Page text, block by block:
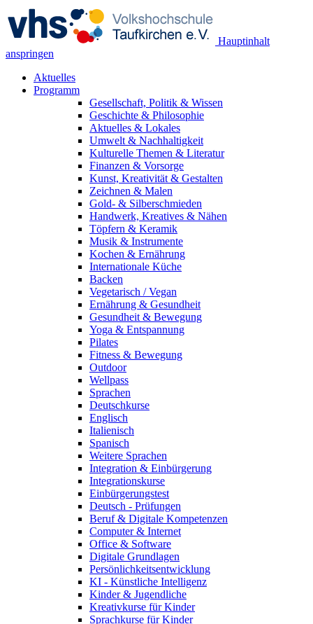
Hauptinhalt
anspringen
Aktuelles
Programm
Gesellschaft, Politik & Wissen
Geschichte & Philosophie
Aktuelles & Lokales
Umwelt & Nachhaltigkeit
Kulturelle Themen & Literatur
Finanzen & Vorsorge
Kunst, Kreativität & Gestalten
Zeichnen & Malen
Gold- & Silberschmieden
Handwerk, Kreatives & Nähen
Töpfern & Keramik
Musik & Instrumente
Kochen & Ernährung
Internationale Küche
Backen
Vegetarisch / Vegan
Ernährung & Gesundheit
Gesundheit & Bewegung
Yoga & Entspannung
Pilates
Fitness & Bewegung
Outdoor
Wellpass
Sprachen
Deutschkurse
Englisch
Italienisch
Spanisch
Weitere Sprachen
Integration & Einbürgerung
Integrationskurse
Einbürgerungstest
Deutsch - Prüfungen
Beruf & Digitale Kompetenzen
Computer & Internet
Office & Software
Digitale Grundlagen
Persönlichkeitsentwicklung
KI - Künstliche Intelligenz
Kinder & Jugendliche
Kreativkurse für Kinder
Sprachkurse für Kinder